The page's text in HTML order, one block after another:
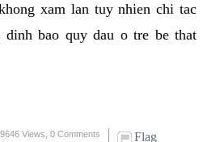
xam lan tuy nhien chi tac
bao quy dau o tre be that
Views, 0 Comments Flag